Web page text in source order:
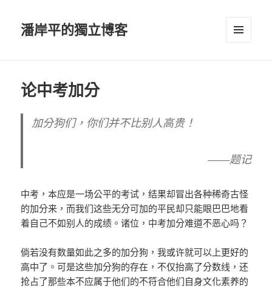
潘岸平的獨立博客
论中考加分
加分狗们，你们并不比别人高贵！
——题记
中考，本应是一场公平的考试，结果却冒出各种稀奇古怪
的加分来，而我们这些无分可加的平民却只能眼巴巴地看
着自己不如别人的成绩。诸位，中考加分难道不恶心吗？
倘若没有数量如此之多的加分狗，我或许就可以上更好的
高中了。可是这些加分狗的存在，不仅抬高了分数线，还
抢占了那些本不应属于他们的不符合他们自身文化素养的